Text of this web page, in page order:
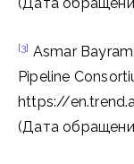
[3] Asmar
Pipeline
https://
(Дата